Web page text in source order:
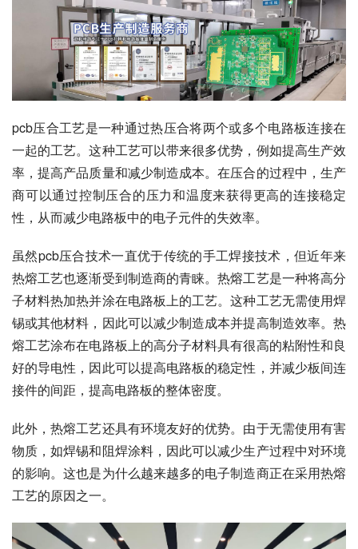
pcb压合工艺是一种通过热压合将两个或多个电路板连接在
一起的工艺。这种工艺可以带来很多优势，例如提高生产效
率，提高产品质量和减少制造成本。在压合的过程中，生产
商可以通过控制压合的压力和温度来获得更高的连接稳定
性，从而减少电路板中的电子元件的失效率。
虽然pcb压合技术一直优于传统的手工焊接技术，但近年来
热熔工艺也逐渐受到制造商的青睐。热熔工艺是一种将高分
子材料热加热并涂在电路板上的工艺。这种工艺无需使用焊
锡或其他材料，因此可以减少制造成本并提高制造效率。热
熔工艺涂布在电路板上的高分子材料具有很高的粘附性和良
好的导电性，因此可以提高电路板的稳定性，并减少板间连
接件的间距，提高电路板的整体密度。
此外，热熔工艺还具有环境友好的优势。由于无需使用有害
物质，如焊锡和阻焊涂料，因此可以减少生产过程中对环境
的影响。这也是为什么越来越多的电子制造商正在采用热熔
工艺的原因之一。